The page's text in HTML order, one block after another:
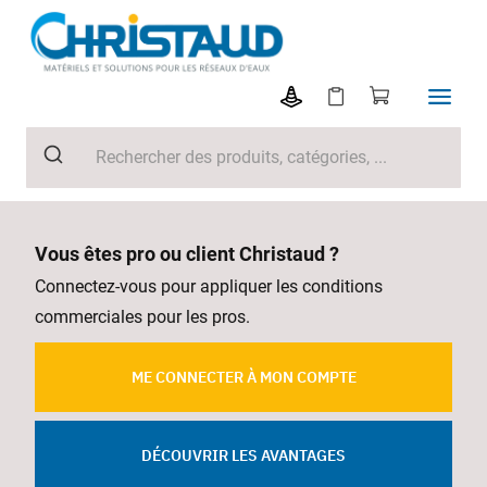
Vous êtes pro ou client Christaud ?
Connectez-vous pour appliquer les conditions
commerciales pour les pros.
ME CONNECTER À MON COMPTE
DÉCOUVRIR LES AVANTAGES